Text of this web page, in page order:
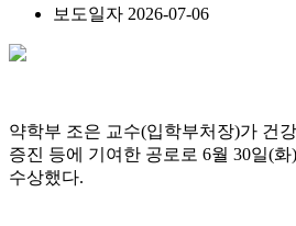
보도일자 2026-07-06
약학부 조은 교수(입학부처장)가 건
증진 등에 기여한 공로로 6월 30일(
수상했다.